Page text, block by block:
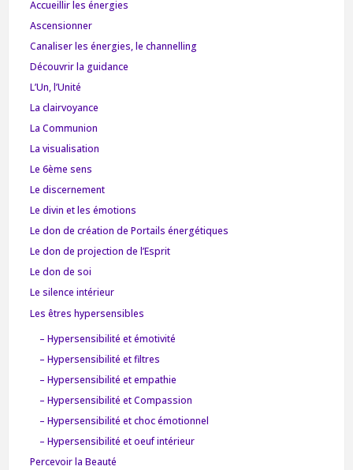
Accueillir les énergies
Ascensionner
Canaliser les énergies, le channelling
Découvrir la guidance
L’Un, l’Unité
La clairvoyance
La Communion
La visualisation
Le 6ème sens
Le discernement
Le divin et les émotions
Le don de création de Portails énergétiques
Le don de projection de l’Esprit
Le don de soi
Le silence intérieur
Les êtres hypersensibles
– Hypersensibilité et émotivité
– Hypersensibilité et filtres
– Hypersensibilité et empathie
– Hypersensibilité et Compassion
– Hypersensibilité et choc émotionnel
– Hypersensibilité et oeuf intérieur
Percevoir la Beauté